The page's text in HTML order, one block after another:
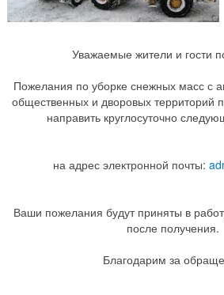
Уважаемые жители и гости
Пожелания по уборке снежных масс с
общественных и дворовых территорий
направить круглосуточно
на адрес электронной почты:
Ваши пожелания будут приняты в
после получения.
Благодарим за